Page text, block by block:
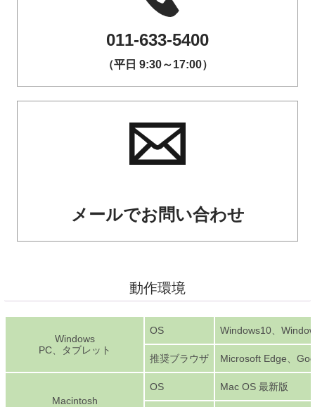
011-633-5400
（平日 9:30～17:00）
メールでお問い合わせ
動作環境
Windows
PC、タブレット
OS Windows10、
推奨ブラウザ Microsoft Edge、
Macintosh
OS Mac OS 最新版